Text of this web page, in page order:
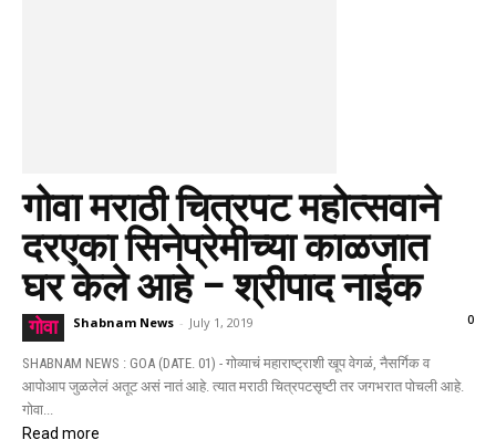
गोवा मराठी चित्रपट महोत्सवाने
दरएका सिनेप्रेमीच्या काळजात
घर केले आहे – श्रीपाद नाईक
गोवा Shabnam News - July 1, 2019 0
SHABNAM NEWS : GOA (DATE. 01) - गोव्याचं महाराष्ट्राशी खूप वेगळं, नैसर्गिक व
आपोआप जुळलेलं अतूट असं नातं आहे. त्यात मराठी चित्रपटसृष्टी तर जगभरात पोचली आहे.
गोवा...
Read more